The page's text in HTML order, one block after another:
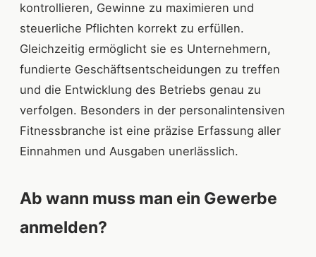
kontrollieren, Gewinne zu maximieren und
steuerliche Pflichten korrekt zu erfüllen.
Gleichzeitig ermöglicht sie es Unternehmern,
fundierte Geschäftsentscheidungen zu treffen
und die Entwicklung des Betriebs genau zu
verfolgen. Besonders in der personalintensiven
Fitnessbranche ist eine präzise Erfassung aller
Einnahmen und Ausgaben unerlässlich.
Ab wann muss man ein Gewerbe
anmelden?